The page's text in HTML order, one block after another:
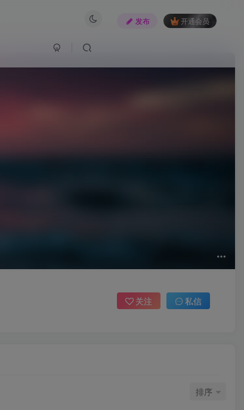
发布 开通会员
关注 私信
排序